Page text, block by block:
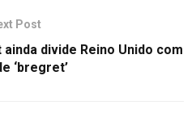
Post
divide Reino Unido com
‘bregret’